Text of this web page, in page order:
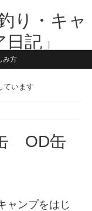
り・キャ
記」
れ・横浜在住。妻と3
です！よろしくお願い
み方
ています
OD缶
ャンプをはじ